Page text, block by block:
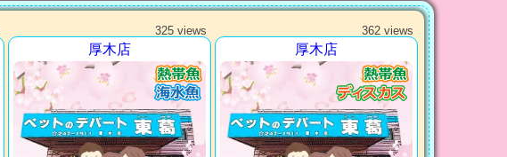
325 views
厚木店
362 views
厚木店